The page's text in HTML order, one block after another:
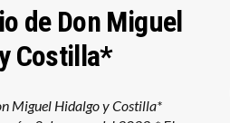
de Don Miguel
Costilla*
Miguel Hidalgo y Costilla*